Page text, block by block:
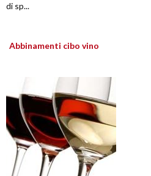
di sp...
Abbinamenti cibo vino